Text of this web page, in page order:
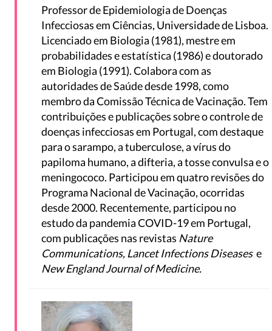
Professor de Epidemiologia de Doenças
Infecciosas em Ciências, Universidade de Lisboa.
Licenciado em Biologia (1981), mestre em
probabilidades e estatística (1986) e doutorado
em Biologia (1991). Colabora com as
autoridades de Saúde desde 1998, como
membro da Comissão Técnica de Vacinação. Tem
contribuições e publicações sobre o controle de
doenças infecciosas em Portugal, com destaque
para o sarampo, a tuberculose, a vírus do
papiloma humano, a difteria, a tosse convulsa e o
meningococo. Participou em quatro revisões do
Programa Nacional de Vacinação, ocorridas
desde 2000. Recentemente, participou no
estudo da pandemia COVID-19 em Portugal,
com publicações nas revistas Nature
Communications, Lancet Infections Diseases e
New England Journal of Medicine.